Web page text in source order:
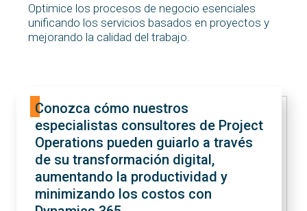
Optimice los procesos de negocio esenciales
unificando los servicios basados en proyectos y
mejorando la calidad del trabajo.
Conozca cómo nuestros
especialistas consultores de Project
Operations pueden guiarlo a través
de su transformación digital,
aumentando la productividad y
minimizando los costos con